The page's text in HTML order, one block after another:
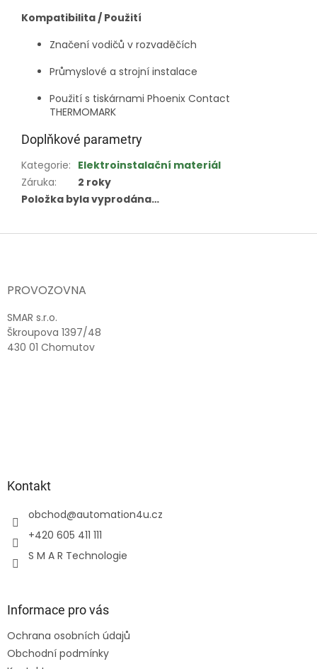
Kompatibilita / Použití
Značení vodičů v rozvaděčích
Průmyslové a strojní instalace
Použití s tiskárnami Phoenix Contact
THERMOMARK
Doplňkové parametry
Kategorie: Elektroinstalační materiál
Záruka:
2 roky
Položka byla vyprodána…
PROVOZOVNA
SMAR s.r.o.
Škroupova 1397/48
430 01 Chomutov
Kontakt
obchod@automation4u.cz
+420 605 411 111
S M A R Technologie
Informace pro vás
Ochrana osobních údajů
Obchodní podmínky